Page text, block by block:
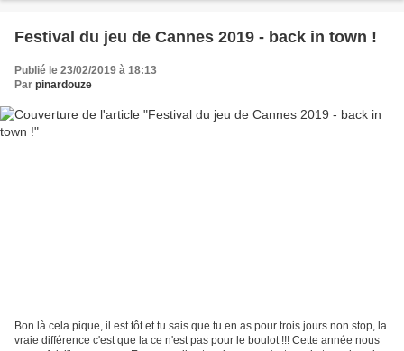
Festival du jeu de Cannes 2019 - back in town !
Publié le 23/02/2019 à 18:13
Par pinardouze
Bon là cela pique, il est tôt et tu sais que tu en as pour trois jours non stop, la
vraie différence c'est que la ce n'est pas pour le boulot !!! Cette année nous